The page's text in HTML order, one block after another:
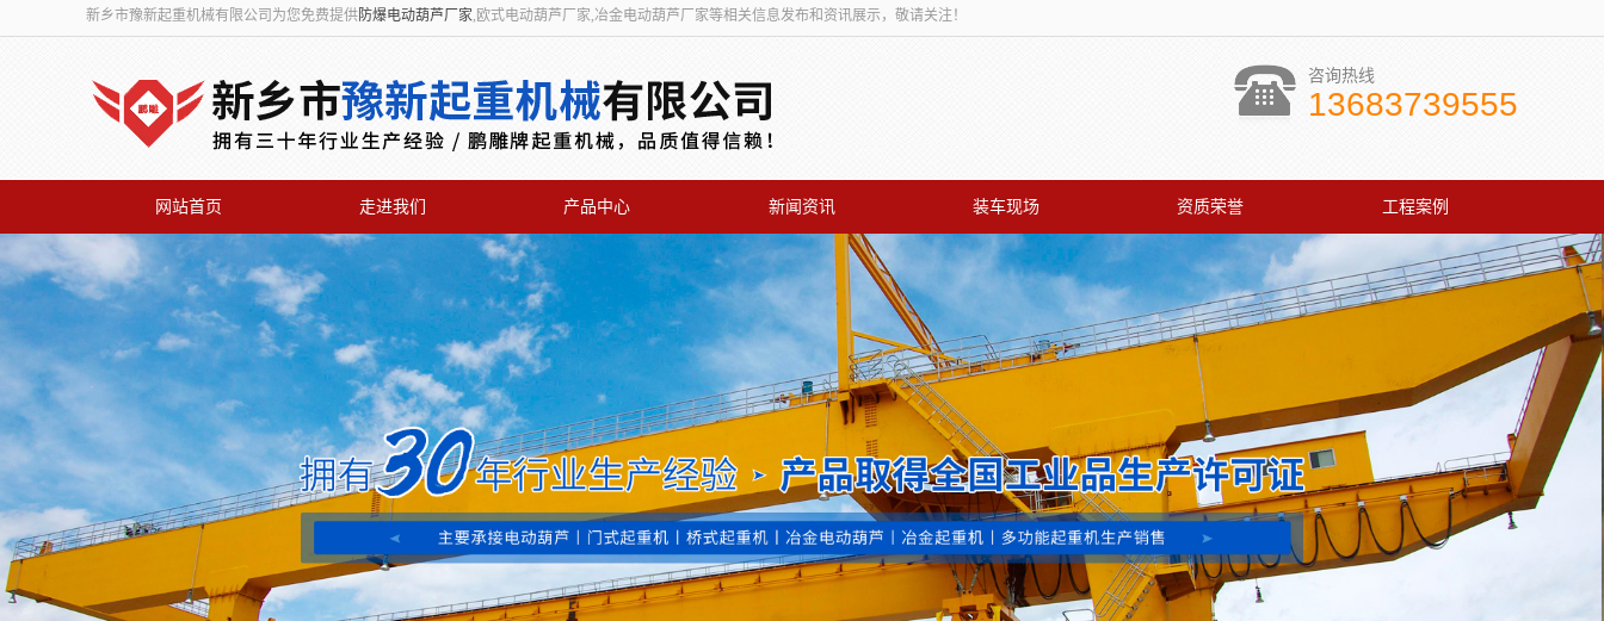
新乡市豫新起重机械有限公司为您免费提供防爆电动葫芦厂家,欧式电动葫芦厂家,冶金电动葫芦厂家等相关信息发布和资讯展示，敬请关注！
咨询热线
13683739555
网站首页 走进我们 产品中心 新闻资讯 装车现场 资质荣誉 工程案例
联系我们